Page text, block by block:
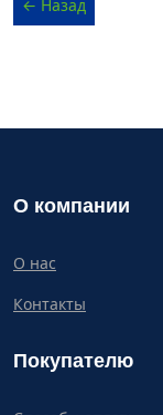
О компании
О нас
Контакты
Покупателю